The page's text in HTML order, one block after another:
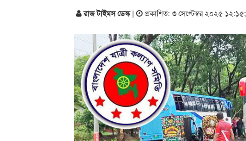
রাজ টাইমস ডেস্ক| প্রকাশিত: ৩ সেপ্টেম্বর ২০২৫ ১২:১৫;